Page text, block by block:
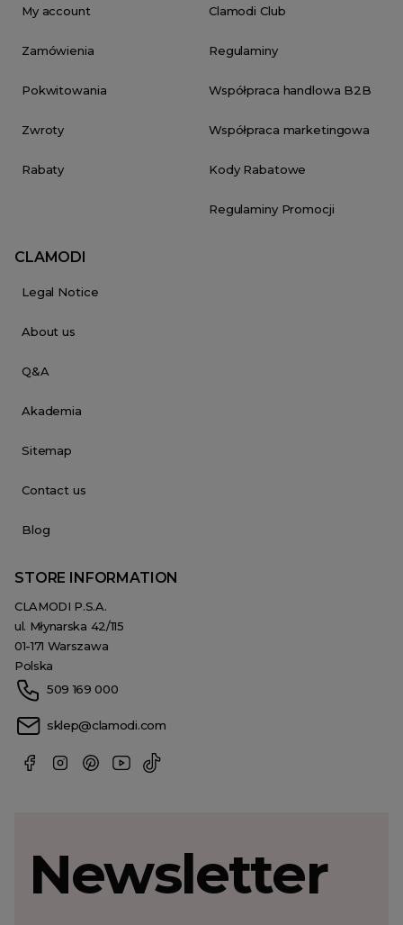
My account
Zamówienia
Pokwitowania
Zwroty
Rabaty
Clamodi Club
Regulaminy
Współpraca handlowa B2B
Współpraca marketingowa
Kody Rabatowe
Regulaminy Promocji
CLAMODI
Legal Notice
About us
Q&A
Akademia
Sitemap
Contact us
Blog
STORE INFORMATION
CLAMODI P.S.A.
ul. Młynarska 42/115
01-171 Warszawa
Polska
509 169 000
sklep@clamodi.com
Newsletter